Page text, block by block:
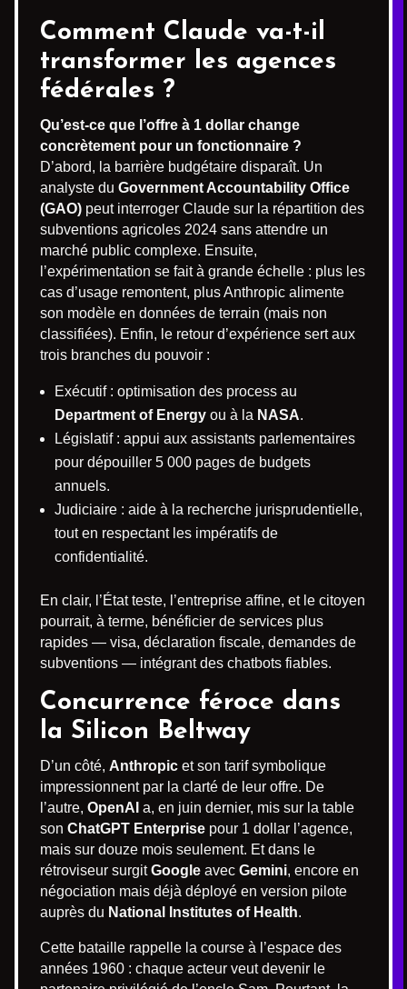
Comment Claude va-t-il
transformer les agences
fédérales ?
Qu’est-ce que l’offre à 1 dollar change
concrètement pour un fonctionnaire ?
D’abord, la barrière budgétaire disparaît. Un
analyste du Government Accountability Office
(GAO) peut interroger Claude sur la répartition des
subventions agricoles 2024 sans attendre un
marché public complexe. Ensuite,
l’expérimentation se fait à grande échelle : plus les
cas d’usage remontent, plus Anthropic alimente
son modèle en données de terrain (mais non
classifiées). Enfin, le retour d’expérience sert aux
trois branches du pouvoir :
Exécutif : optimisation des process au
Department of Energy ou à la NASA.
Législatif : appui aux assistants parlementaires
pour dépouiller 5 000 pages de budgets
annuels.
Judiciaire : aide à la recherche jurisprudentielle,
tout en respectant les impératifs de
confidentialité.
En clair, l’État teste, l’entreprise affine, et le citoyen
pourrait, à terme, bénéficier de services plus
rapides — visa, déclaration fiscale, demandes de
subventions — intégrant des chatbots fiables.
Concurrence féroce dans
la Silicon Beltway
D’un côté, Anthropic et son tarif symbolique
impressionnent par la clarté de leur offre. De
l’autre, OpenAI a, en juin dernier, mis sur la table
son ChatGPT Enterprise pour 1 dollar l’agence,
mais sur douze mois seulement. Et dans le
rétroviseur surgitGoogle avec Gemini, encore en
négociation mais déjà déployé en version pilote
auprès du National Institutes of Health.
Cette bataille rappelle la course à l’espace des
années 1960 : chaque acteur veut devenir le